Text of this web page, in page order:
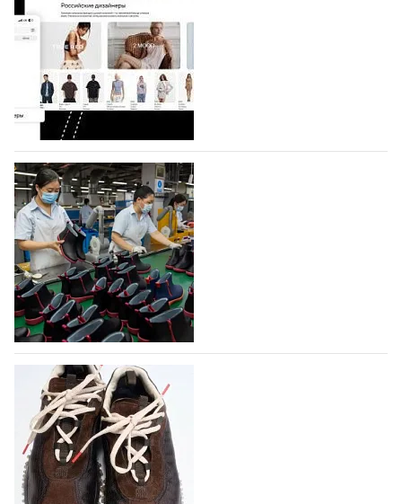
На платформе Lamoda - новый раздел и
условия продвижения локальных
дизайнерских марок
Российский маркетплейс Lamoda решил обновить
раздел для продажи продукции локальных
дизайнерских марок одежды, обуви и аксессуаров.
Бренды также получат маркетинговую…
06.08.2026 319
Объем мирового производства обуви в
2025 году практически не увеличился
В 2025 году мировое производство обуви
практически не изменилось, зафиксировав
незначительный рост на 0,1% до 24,6 млрд пар, -